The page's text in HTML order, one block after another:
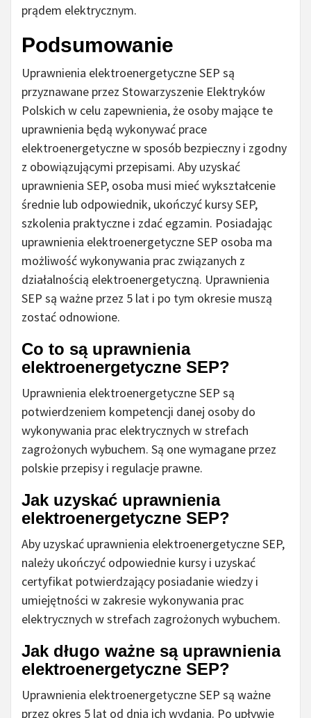
prądem elektrycznym.
Podsumowanie
Uprawnienia elektroenergetyczne SEP są
przyznawane przez Stowarzyszenie Elektryków
Polskich w celu zapewnienia, że osoby mające te
uprawnienia będą wykonywać prace
elektroenergetyczne w sposób bezpieczny i zgodny
z obowiązującymi przepisami. Aby uzyskać
uprawnienia SEP, osoba musi mieć wykształcenie
średnie lub odpowiednik, ukończyć kursy SEP,
szkolenia praktyczne i zdać egzamin. Posiadając
uprawnienia elektroenergetyczne SEP osoba ma
możliwość wykonywania prac związanych z
działalnością elektroenergetyczną. Uprawnienia
SEP są ważne przez 5 lat i po tym okresie muszą
zostać odnowione.
Co to są uprawnienia
elektroenergetyczne SEP?
Uprawnienia elektroenergetyczne SEP są
potwierdzeniem kompetencji danej osoby do
wykonywania prac elektrycznych w strefach
zagrożonych wybuchem. Są one wymagane przez
polskie przepisy i regulacje prawne.
Jak uzyskać uprawnienia
elektroenergetyczne SEP?
Aby uzyskać uprawnienia elektroenergetyczne SEP,
należy ukończyć odpowiednie kursy i uzyskać
certyfikat potwierdzający posiadanie wiedzy i
umiejętności w zakresie wykonywania prac
elektrycznych w strefach zagrożonych wybuchem.
Jak długo ważne są uprawnienia
elektroenergetyczne SEP?
Uprawnienia elektroenergetyczne SEP są ważne
przez okres 5 lat od dnia ich wydania. Po upływie